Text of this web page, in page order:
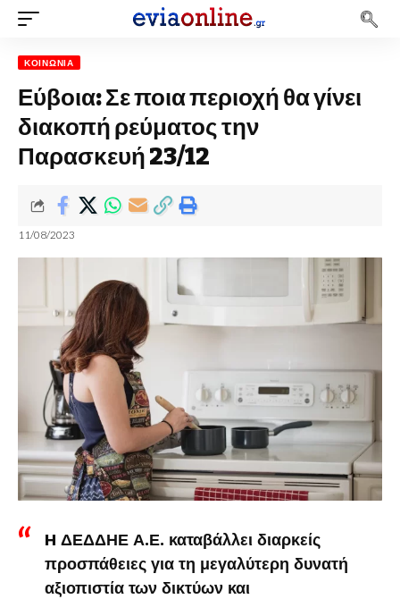
ΚΟΙΝΩΝΊΑ
Εύβοια: Σε ποια περιοχή θα γίνει
διακοπή ρεύματος την
Παρασκευή 23/12
11/08/2023
H ΔΕΔΔΗΕ Α.Ε. καταβάλλει διαρκείς
προσπάθειες για τη μεγαλύτερη δυνατή
αξιοπιστία των δικτύων και